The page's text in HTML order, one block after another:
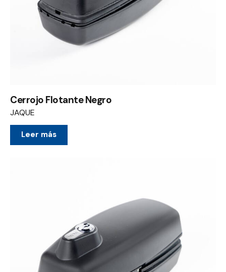
Cerrojo Flotante Negro
JAQUE
Leer más